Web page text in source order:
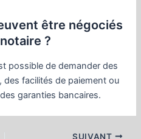
être négociés
?
possible de demander des
facilités de paiement ou
garanties bancaires.
SUIVANT